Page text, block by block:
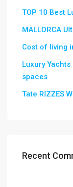
TOP 10 Best
MALLORCA
Cost of living
Luxury
spaces
Tate RIZZES
Recent